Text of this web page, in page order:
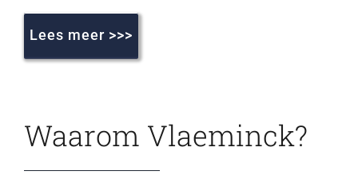
Lees meer >>>
Waarom Vlaeminck?